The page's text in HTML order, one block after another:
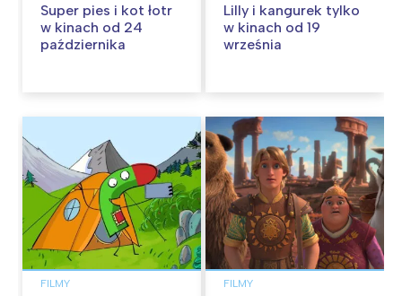
Super pies i kot łotr
w kinach od 24
października
Lilly i kangurek tylko
w kinach od 19
września
FILMY FILMY